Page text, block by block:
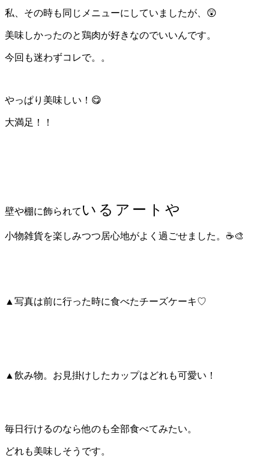
私、その時も同じメニューにしていましたが、😲
美味しかったのと鶏肉が好きなのでいいんです。
今回も迷わずコレで。。
やっぱり美味しい！😋
大満足！！
壁や棚に飾られて いるアートや
小物雑貨を楽しみつつ居心地がよく過ごせました。☕🎨
▲写真は前に行った時に食べたチーズケーキ♡
▲飲み物。お見掛けしたカップはどれも可愛い！
毎日行けるのなら他のも全部食べてみたい。
どれも美味しそうです。